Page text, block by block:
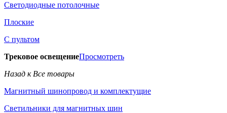
Светодиодные потолочные
Плоские
С пультом
Трековое освещениеПросмотреть
Назад к Все товары
Магнитный шинопровод и комплектущие
Светильники для магнитных шин